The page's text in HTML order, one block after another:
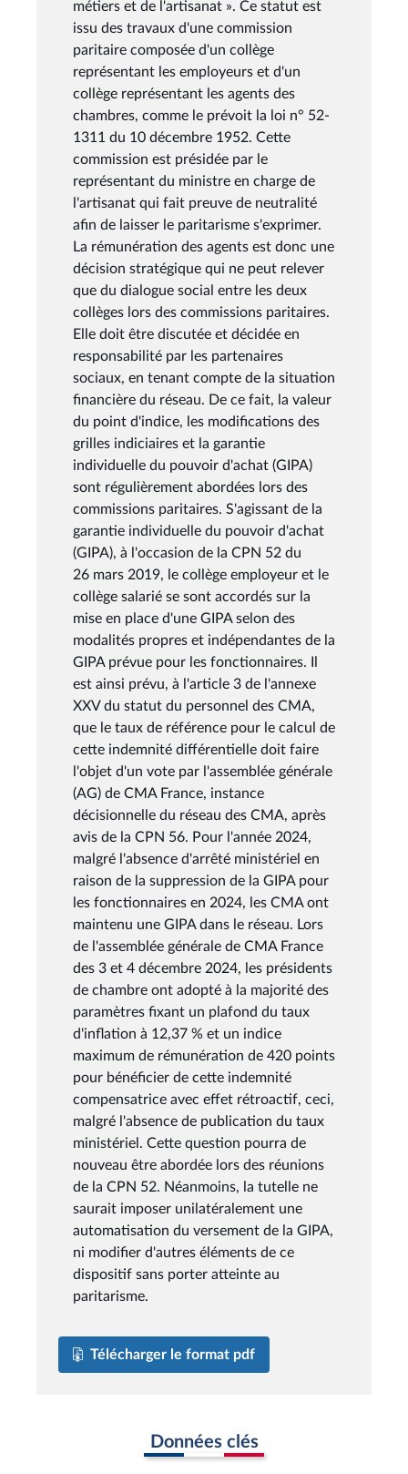
métiers et de l'artisanat ». Ce statut est
issu des travaux d'une commission
paritaire composée d'un collège
représentant les employeurs et d'un
collège représentant les agents des
chambres, comme le prévoit la loi n° 52-
1311 du 10 décembre 1952. Cette
commission est présidée par le
représentant du ministre en charge de
l'artisanat qui fait preuve de neutralité
afin de laisser le paritarisme s'exprimer.
La rémunération des agents est donc une
décision stratégique qui ne peut relever
que du dialogue social entre les deux
collèges lors des commissions paritaires.
Elle doit être discutée et décidée en
responsabilité par les partenaires
sociaux, en tenant compte de la situation
financière du réseau. De ce fait, la valeur
du point d'indice, les modifications des
grilles indiciaires et la garantie
individuelle du pouvoir d'achat (GIPA)
sont régulièrement abordées lors des
commissions paritaires. S'agissant de la
garantie individuelle du pouvoir d'achat
(GIPA), à l'occasion de la CPN 52 du
26 mars 2019, le collège employeur et le
collège salarié se sont accordés sur la
mise en place d'une GIPA selon des
modalités propres et indépendantes de la
GIPA prévue pour les fonctionnaires. Il
est ainsi prévu, à l'article 3 de l'annexe
XXV du statut du personnel des CMA,
que le taux de référence pour le calcul de
cette indemnité différentielle doit faire
l'objet d'un vote par l'assemblée générale
(AG) de CMA France, instance
décisionnelle du réseau des CMA, après
avis de la CPN 56. Pour l'année 2024,
malgré l'absence d'arrêté ministériel en
raison de la suppression de la GIPA pour
les fonctionnaires en 2024, les CMA ont
maintenu une GIPA dans le réseau. Lors
de l'assemblée générale de CMA France
des 3 et 4 décembre 2024, les présidents
de chambre ont adopté à la majorité des
paramètres fixant un plafond du taux
d'inflation à 12,37 % et un indice
maximum de rémunération de 420 points
pour bénéficier de cette indemnité
compensatrice avec effet rétroactif, ceci,
malgré l'absence de publication du taux
ministériel. Cette question pourra de
nouveau être abordée lors des réunions
de la CPN 52. Néanmoins, la tutelle ne
saurait imposer unilatéralement une
automatisation du versement de la GIPA,
ni modifier d'autres éléments de ce
dispositif sans porter atteinte au
paritarisme.
Télécharger le format pdf
Données clés